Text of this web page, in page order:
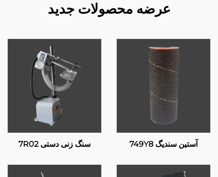
عرضه محصولات جدید
آستین سندیگ 749Y8 سنگ زنی دستی 7R02